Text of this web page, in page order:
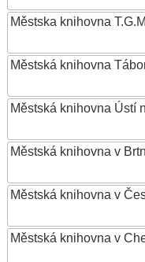
Městska knihovna
Městská knihovna
Městská knihovna Ústí
Městská knihovna v
Městská knihovna v
Městská knihovna v